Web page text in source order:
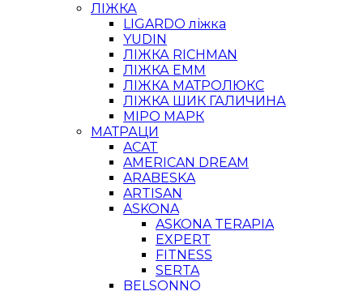
ЛІЖКА
LIGARDO ліжка
YUDIN
ЛІЖКА RICHMAN
ЛІЖКА ЕММ
ЛІЖКА МАТРОЛЮКС
ЛІЖКА ШИК ГАЛИЧИНА
МІРО МАРК
МАТРАЦИ
ACAT
AMERICAN DREAM
ARABESKA
ARTISAN
ASKONA
ASKONA TERAPIA
EXPERT
FITNESS
SERTA
BELSONNO